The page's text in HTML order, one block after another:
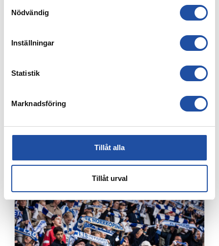
Nödvändig
Inställningar
Statistik
Marknadsföring
Tillåt alla
Tillåt urval
ELIAS JEMALS BÄSTA TID PÅ KANTEN – “BARNDOMSDRÖM